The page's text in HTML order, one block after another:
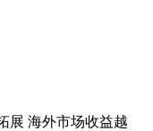
展 海外市场收益越